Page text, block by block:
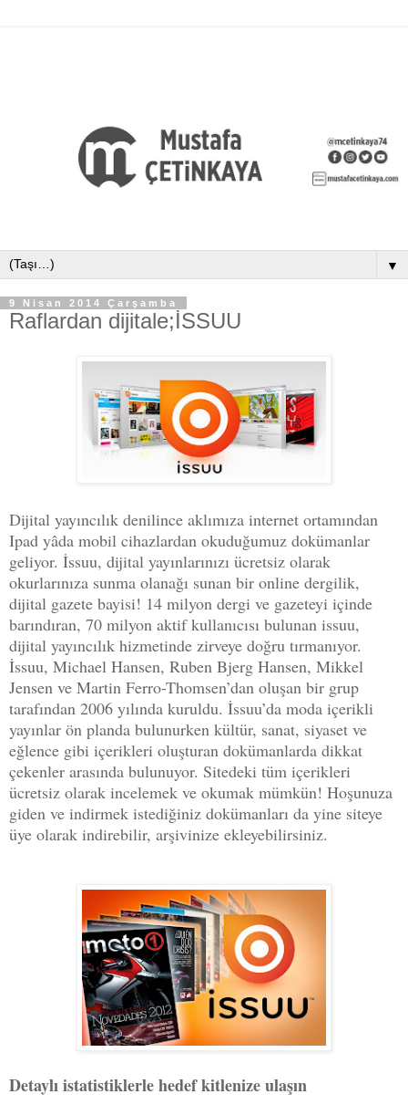
▼
9 Nisan 2014 Çarşamba
Raflardan dijitale;İSSUU
Dijital yayıncılık denilince aklımıza internet ortamından
Ipad yâda mobil cihazlardan okuduğumuz dokümanlar
geliyor. İssuu, dijital yayınlarınızı ücretsiz olarak
okurlarınıza sunma olanağı sunan bir online dergilik,
dijital gazete bayisi! 14 milyon dergi ve gazeteyi içinde
barındıran, 70 milyon aktif kullanıcısı bulunan issuu,
dijital yayıncılık hizmetinde zirveye doğru tırmanıyor.
İssuu, Michael Hansen, Ruben Bjerg Hansen, Mikkel
Jensen ve Martin Ferro-Thomsen’dan oluşan bir grup
tarafından 2006 yılında kuruldu. İssuu’da moda içerikli
yayınlar ön planda bulunurken kültür, sanat, siyaset ve
eğlence gibi içerikleri oluşturan dokümanlarda dikkat
çekenler arasında bulunuyor. Sitedeki tüm içerikleri
ücretsiz olarak incelemek ve okumak mümkün! Hoşunuza
giden ve indirmek istediğiniz dokümanları da yine siteye
üye olarak indirebilir, arşivinize ekleyebilirsiniz.
Detaylı istatistiklerle hedef kitlenize ulaşın